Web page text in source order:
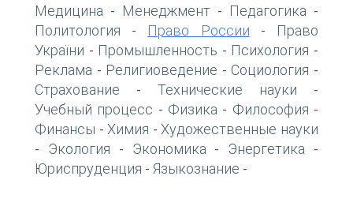
Медицина - Менеджмент - Педагогика -
Политология - Право России -
Право
України - Промышленность - Психология -
Реклама - Религиоведение - Социология -
Страхование - Технические науки -
Учебный процесс - Физика - Философия -
Финансы - Химия - Художественные науки
- Экология - Экономика - Энергетика -
Юриспруденция - Языкознание -